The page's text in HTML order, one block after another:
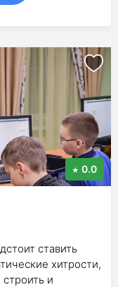
0.0
ставить
хитрости,
и